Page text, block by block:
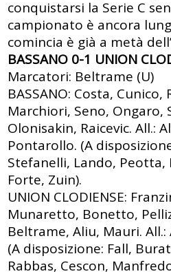
conquistarsi la Serie C
campionato è ancora
comincia è già a metà
BASSANO 0-1 UNION
Marcatori: Beltrame (U)
BASSANO: Costa, Cunico,
Marchiori, Seno, Ongaro,
Olonisakin, Raicevic. All.:
Pontarollo. (A
Stefanelli, Lando, Peotta,
Forte, Zuin).
UNION CLODIENSE:
Munaretto, Bonetto,
Beltrame, Aliu, Mauri.
(A disposizione: Fall,
Rabbas, Cescon,